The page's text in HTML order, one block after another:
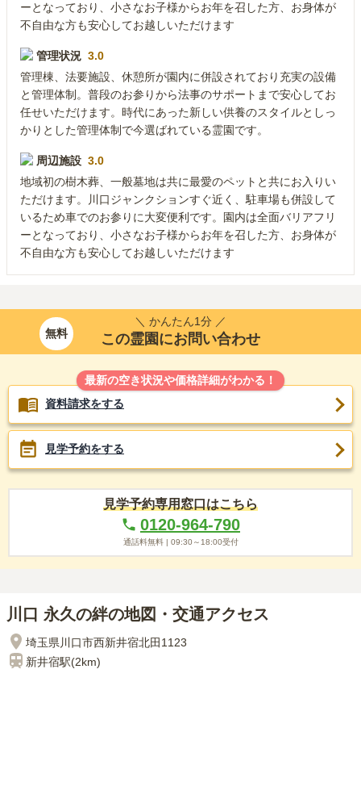
ーとなっており、小さなお子様からお年を召した方、お身体が
不自由な方も安心してお越しいただけます
管理状況 3.0
管理棟、法要施設、休憩所が園内に併設されており充実の設備
と管理体制。普段のお参りから法事のサポートまで安心してお
任せいただけます。時代にあった新しい供養のスタイルとしっ
かりとした管理体制で今選ばれている霊園です。
周辺施設 3.0
地域初の樹木葬、一般墓地は共に最愛のペットと共にお入りい
ただけます。川口ジャンクションすぐ近く、駐車場も併設して
いるため車でのお参りに大変便利です。園内は全面バリアフリ
ーとなっており、小さなお子様からお年を召した方、お身体が
不自由な方も安心してお越しいただけます
無料
＼ かんたん1分 ／
この霊園にお問い合わせ
最新の空き状況や価格詳細がわかる！
資料請求をする
見学予約をする
見学予約専用窓口はこちら
0120-964-790
通話料無料 | 09:30～18:00受付
川口 永久の絆の地図・交通アクセス
埼玉県川口市西新井宿北田1123
新井宿駅(2km)